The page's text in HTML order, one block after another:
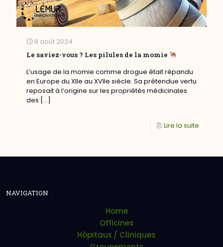
8 août 2024
Le saviez-vous ? Les pilules de la momie
L’usage de la momie comme drogue était répandu
en Europe du XIIe au XVIIe siècle. Sa prétendue vertu
reposait à l’origine sur les propriétés médicinales
des […]
Lire la suite
NAVIGATION
Home
Officines
Hôpitaux / Cliniques